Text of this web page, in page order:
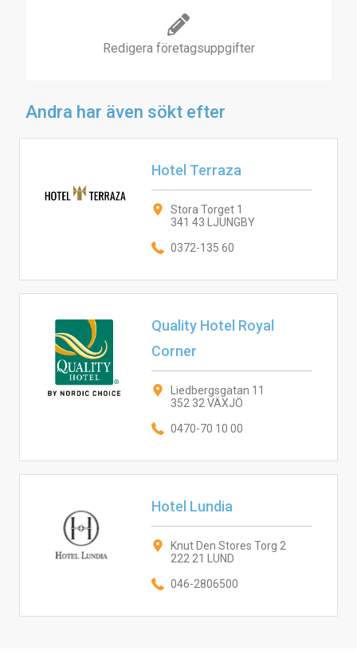
Redigera företagsuppgifter
Andra har även sökt efter
Hotel Terraza
Stora Torget 1
341 43 LJUNGBY
0372-135 60
Quality Hotel Royal
Corner
Liedbergsgatan 11
352 32 VÄXJÖ
0470-70 10 00
Hotel Lundia
Knut Den Stores Torg 2
222 21 LUND
046-2806500